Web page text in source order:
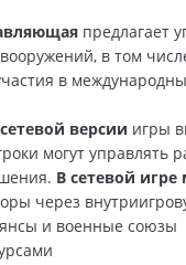
предлагает
в том
в
версии игры
могут управлять
В сетевой
через
и военные союзы